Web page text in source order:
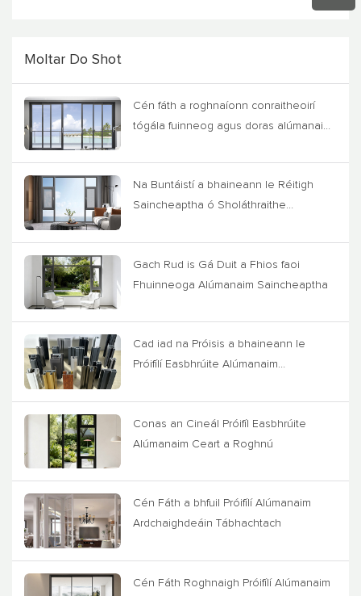
Moltar Do Shot
Cén fáth a roghnaíonn conraitheoirí
tógála fuinneog agus doras alúmanaim
Na Buntáistí a bhaineann le Réitigh
Saincheaptha ó Sholáthraithe
Gach Rud is Gá Duit a Fhios faoi
Fhuinneoga Alúmanaim Saincheaptha
Cad iad na Próisis a bhaineann le
Próifílí Easbhrúite Alúmanaim
Conas an Cineál Próifíl Easbhrúite
Alúmanaim Ceart a Roghnú
Cén Fáth a bhfuil Próifílí Alúmanaim
Ardchaighdeáin Tábhachtach
Cén Fáth Roghnaigh Próifílí Alúmanaim